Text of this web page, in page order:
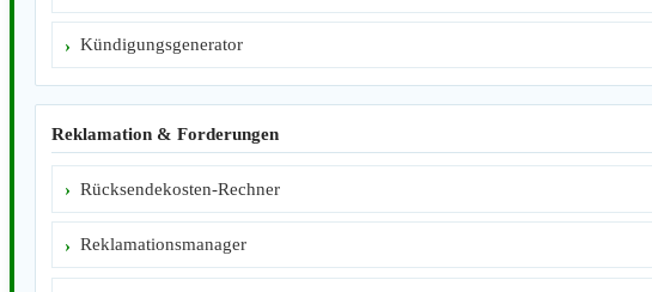
Kündigungsgenerator
Reklamation & Forderungen
Rücksendekosten-Rechner
Reklamationsmanager